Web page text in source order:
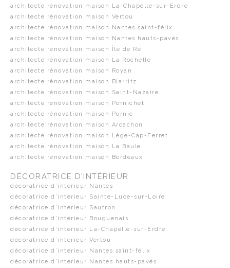
architecte rénovation maison La-Chapelle-sur-Erdre
architecte rénovation maison Vertou
architecte rénovation maison Nantes saint-félix
architecte rénovation maison Nantes hauts-pavés
architecte rénovation maison Île de Ré
architecte rénovation maison La Rochelle
architecte rénovation maison Royan
architecte rénovation maison Biarritz
architecte rénovation maison Saint-Nazaire
architecte rénovation maison Pornichet
architecte rénovation maison Pornic
architecte rénovation maison Arcachon
architecte rénovation maison Lège-Cap-Ferret
architecte rénovation maison La Baule
architecte rénovation maison Bordeaux
DÉCORATRICE D’INTÉRIEUR
décoratrice d’intérieur Nantes
décoratrice d’intérieur Sainte-Luce-sur-Loire
décoratrice d’intérieur Sautron
décoratrice d’intérieur Bouguenais
décoratrice d’intérieur La-Chapelle-sur-Erdre
décoratrice d’intérieur Vertou
décoratrice d’intérieur Nantes saint-félix
décoratrice d’intérieur Nantes hauts-pavés